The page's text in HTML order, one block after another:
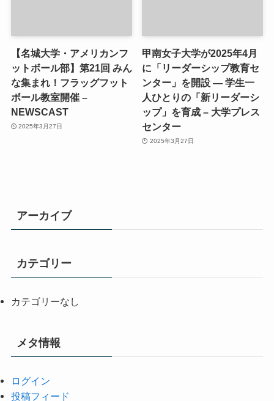
【名城大学・アメリカンフ
ットボール部】第21回 みん
な集まれ！フラッグフット
ボール教室開催 –
NEWSCAST
2025年3月27日
甲南女子大学が2025年4月
に「リーダーシップ教育セ
ンター」を開設 ― 学生一
人ひとりの「新リーダーシ
ップ」を育成 – 大学プレス
センター
2025年3月27日
アーカイブ
カテゴリー
カテゴリーなし
メタ情報
ログイン
投稿フィード